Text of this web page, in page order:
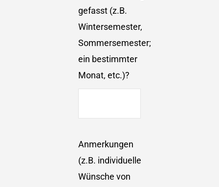
gefasst (z.B.
Wintersemester,
Sommersemester;
ein bestimmter
Monat, etc.)?
Anmerkungen
(z.B. individuelle
Wünsche von